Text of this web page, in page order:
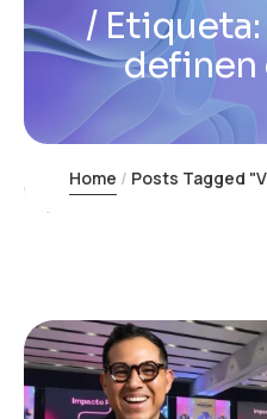
Etiqueta:
definen
Home Posts Tagged